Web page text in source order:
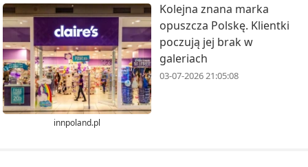
innpoland.pl
Kolejna znana marka
opuszcza Polskę. Klientki
poczują jej brak w
galeriach
03-07-2026 21:05:08